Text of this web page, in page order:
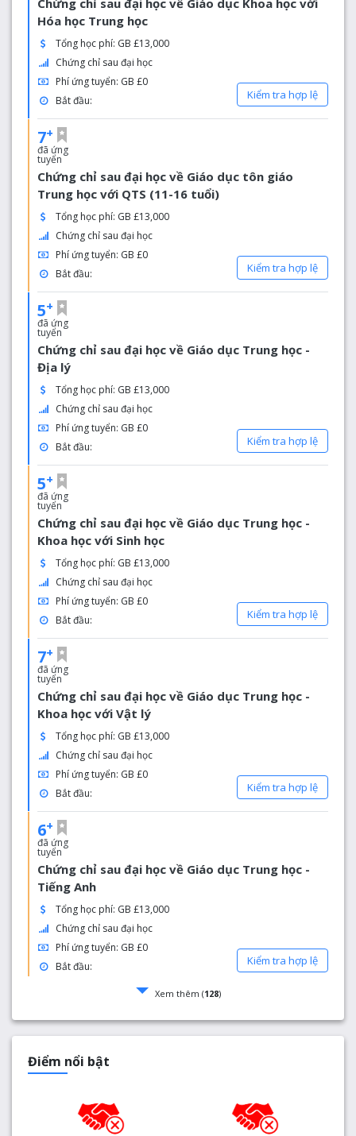
Chứng chỉ sau đại học về Giáo dục Khoa học với
Hóa học Trung học
Tổng học phí: GB £13,000
Chứng chỉ sau đại học
Phí ứng tuyển: GB £0
Bắt đầu:
Kiểm tra hợp lệ
7+
đã ứng
tuyển
Chứng chỉ sau đại học về Giáo dục tôn giáo
Trung học với QTS (11-16 tuổi)
Tổng học phí: GB £13,000
Chứng chỉ sau đại học
Phí ứng tuyển: GB £0
Bắt đầu:
Kiểm tra hợp lệ
5+
đã ứng
tuyển
Chứng chỉ sau đại học về Giáo dục Trung học -
Địa lý
Tổng học phí: GB £13,000
Chứng chỉ sau đại học
Phí ứng tuyển: GB £0
Bắt đầu:
Kiểm tra hợp lệ
5+
đã ứng
tuyển
Chứng chỉ sau đại học về Giáo dục Trung học -
Khoa học với Sinh học
Tổng học phí: GB £13,000
Chứng chỉ sau đại học
Phí ứng tuyển: GB £0
Bắt đầu:
Kiểm tra hợp lệ
7+
đã ứng
tuyển
Chứng chỉ sau đại học về Giáo dục Trung học -
Khoa học với Vật lý
Tổng học phí: GB £13,000
Chứng chỉ sau đại học
Phí ứng tuyển: GB £0
Bắt đầu:
Kiểm tra hợp lệ
6+
đã ứng
tuyển
Chứng chỉ sau đại học về Giáo dục Trung học -
Tiếng Anh
Tổng học phí: GB £13,000
Chứng chỉ sau đại học
Phí ứng tuyển: GB £0
Bắt đầu:
Kiểm tra hợp lệ
Xem thêm (128)
Điểm nổi bật